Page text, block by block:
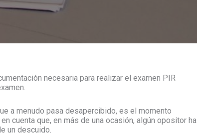
necesaria para realizar el examen PIR
a menudo pasa desapercibido, es el momento
cuenta que, en más de una ocasión, algún opositor ha
un descuido.